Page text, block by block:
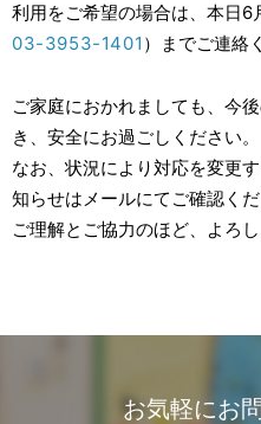
利用をご希望の場合は、本日
03-3953-1401 ）までご連絡
ご家庭におかれましても、今
き、安全にお過ごしください。
なお、状況により対応を変更
知らせはメールにてご確認くだ
ご理解とご協力のほど、よろ
お気軽にお